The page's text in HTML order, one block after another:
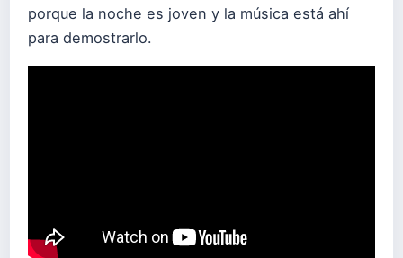
porque la noche es joven y la música está ahí
para demostrarlo.